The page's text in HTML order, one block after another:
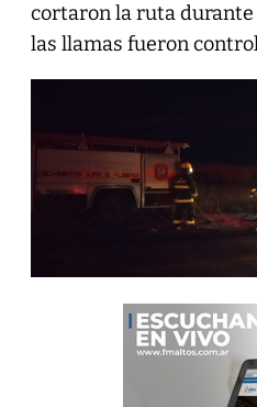
cortaron la ruta durante
las llamas fueron